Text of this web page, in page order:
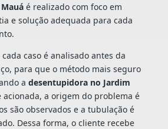
é realizado com foco em
e solução adequada para cada
cada caso é analisado antes da
para que o método mais seguro
a desentupidora no Jardim
a origem do problema é
são observados e a tubulação é
Dessa forma, o cliente recebe